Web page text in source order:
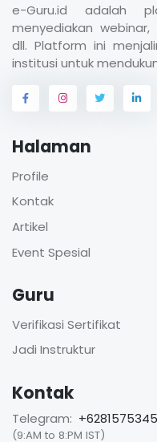
e-Guru.id adalah
menyediakan
dll. Platform ini
institusi untuk
Halaman
Profile
Kontak
Artikel
Event Spesial
Guru
Verifikasi Sertifikat
Jadi Instruktur
Kontak
Telegram:
(9:AM to 8:PM IST)